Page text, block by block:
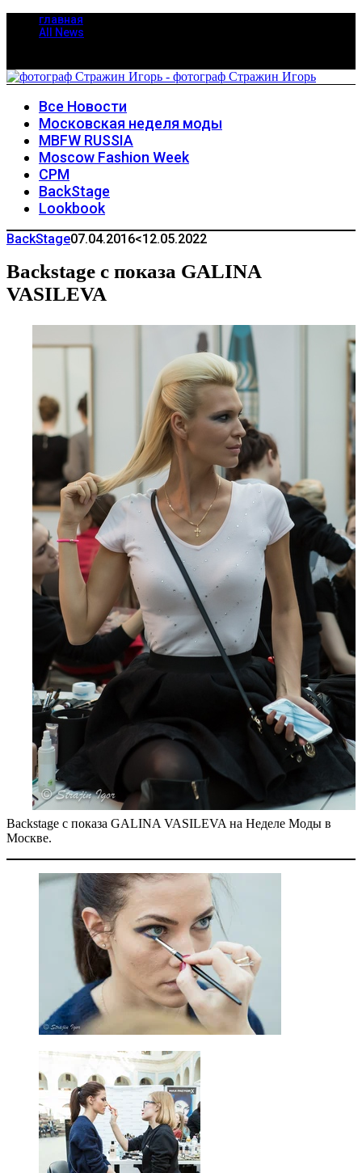
главная
All News
Все Новости
Московская неделя моды
MBFW RUSSIA
Moscow Fashion Week
CPM
BackStage
Lookbook
BackStage07.04.2016<12.05.2022
Backstage с показа GALINA
VASILEVA
Backstage с показа GALINA VASILEVA на Неделе Моды в
Москве.